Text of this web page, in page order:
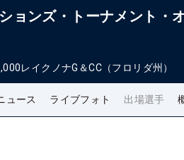
ョンズ・トーナメント・
レイクノナG＆CC（フロリダ州）
ュース ライブフォト 出場選手